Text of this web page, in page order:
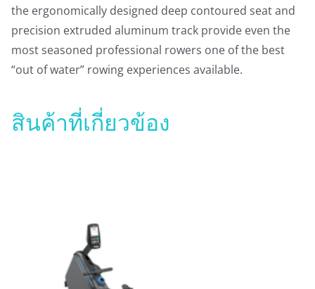
the ergonomically designed deep contoured seat and
precision extruded aluminum track provide even the
most seasoned professional rowers one of the best
“out of water” rowing experiences available.
สินค้าที่เกี่ยวข้อง